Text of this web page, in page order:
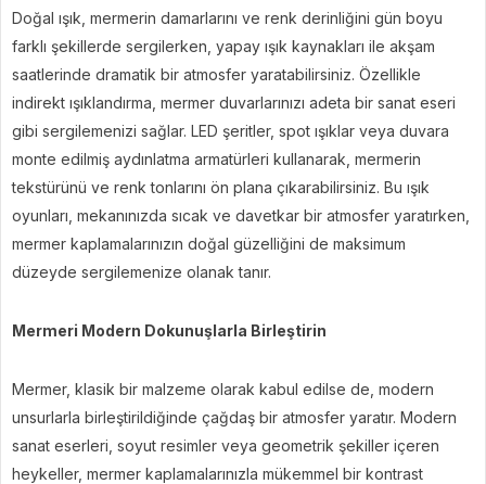
Doğal ışık, mermerin damarlarını ve renk derinliğini gün boyu
farklı şekillerde sergilerken, yapay ışık kaynakları ile akşam
saatlerinde dramatik bir atmosfer yaratabilirsiniz. Özellikle
indirekt ışıklandırma, mermer duvarlarınızı adeta bir sanat eseri
gibi sergilemenizi sağlar. LED şeritler, spot ışıklar veya duvara
monte edilmiş aydınlatma armatürleri kullanarak, mermerin
tekstürünü ve renk tonlarını ön plana çıkarabilirsiniz. Bu ışık
oyunları, mekanınızda sıcak ve davetkar bir atmosfer yaratırken,
mermer kaplamalarınızın doğal güzelliğini de maksimum
düzeyde sergilemenize olanak tanır.
Mermeri Modern Dokunuşlarla Birleştirin
Mermer, klasik bir malzeme olarak kabul edilse de, modern
unsurlarla birleştirildiğinde çağdaş bir atmosfer yaratır. Modern
sanat eserleri, soyut resimler veya geometrik şekiller içeren
heykeller, mermer kaplamalarınızla mükemmel bir kontrast